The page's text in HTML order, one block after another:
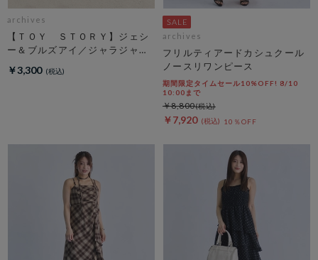
archives
【ＴＯＹ ＳＴＯＲＹ】ジェシ
ー＆ブルズアイ／ジャラジャラ
￥3,300
archives
フリルティアードカシュクール
ノースリワンピース
期間限定タイムセール10%OFF! 8/10
10:00まで
￥7,920 10％OFF
￥8,800